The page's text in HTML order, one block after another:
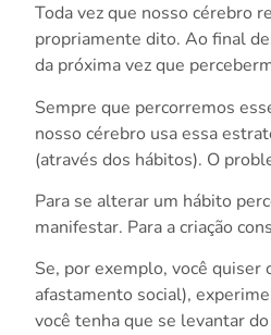
Toda vez que nosso cérebro
propriamente dito. Ao final
da próxima vez que
Sempre que percorremos
nosso cérebro usa essa
(através dos hábitos). O
Para se alterar um hábito
manifestar. Para a criação
Se, por exemplo, você quiser
afastamento social),
você tenha que se levantar